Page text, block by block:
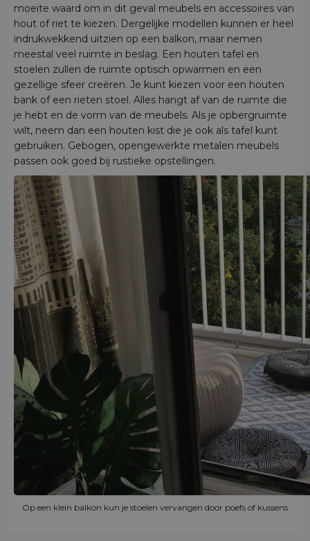
moeite waard om in dit geval meubels en accessoires van
hout of riet te kiezen. Dergelijke modellen kunnen er heel
indrukwekkend uitzien op een balkon, maar nemen
meestal veel ruimte in beslag. Een houten tafel en
stoelen zullen de ruimte optisch opwarmen en een
gezellige sfeer creëren. Je kunt kiezen voor een houten
bank of een rieten stoel. Alles hangt af van de ruimte die
je hebt en de vorm van de meubels. Als je opbergruimte
wilt, neem dan een houten kist die je ook als tafel kunt
gebruiken. Gebogen, opengewerkte metalen meubels
passen ook goed bij rustieke opstellingen.
Op een klein balkon kun je stoelen vervangen door poefs of kussens